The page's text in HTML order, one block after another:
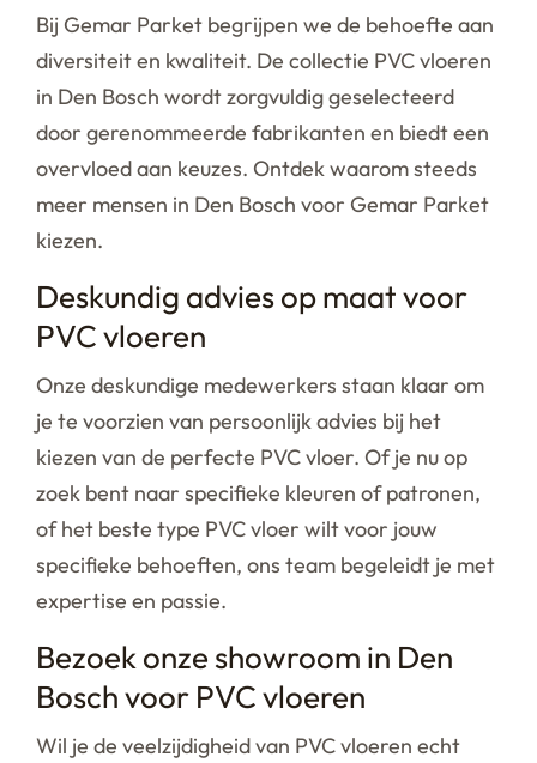
Bij Gemar Parket begrijpen we de behoefte aan
diversiteit en kwaliteit. De collectie PVC vloeren
in Den Bosch wordt zorgvuldig geselecteerd
door gerenommeerde fabrikanten en biedt een
overvloed aan keuzes. Ontdek waarom steeds
meer mensen in Den Bosch voor Gemar Parket
kiezen.
Deskundig advies op maat voor
PVC vloeren
Onze deskundige medewerkers staan klaar om
je te voorzien van persoonlijk advies bij het
kiezen van de perfecte PVC vloer. Of je nu op
zoek bent naar specifieke kleuren of patronen,
of het beste type PVC vloer wilt voor jouw
specifieke behoeften, ons team begeleidt je met
expertise en passie.
Bezoek onze showroom in Den
Bosch voor PVC vloeren
Wil je de veelzijdigheid van PVC vloeren echt